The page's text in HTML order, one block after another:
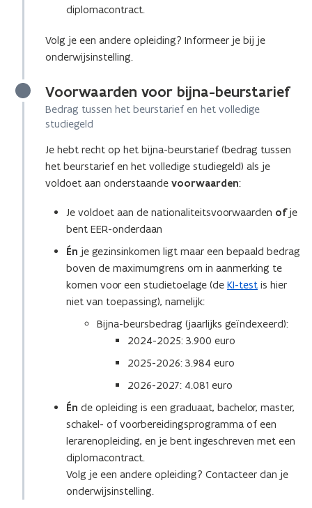
diplomacontract.
Volg je een andere opleiding? Informeer je bij je
onderwijsinstelling.
Voorwaarden voor bijna-beurstarief
Bedrag tussen het beurstarief en het volledige
studiegeld
Je hebt recht op het bijna-beurstarief (bedrag tussen
het beurstarief en het volledige studiegeld) als je
voldoet aan onderstaande voorwaarden:
Je voldoet aan de nationaliteitsvoorwaarden ofje
bent EER-onderdaan
Én je gezinsinkomen ligt maar een bepaald bedrag
boven de maximumgrens om in aanmerking te
komen voor een studietoelage (de KI-test is hier
niet van toepassing), namelijk:
Bijna-beursbedrag (jaarlijks geïndexeerd):
2024-2025: 3.900 euro
2025-2026: 3.984 euro
2026-2027: 4.081 euro
Én de opleiding is een graduaat, bachelor, master,
schakel- of voorbereidingsprogramma of een
lerarenopleiding, en je bent ingeschreven met een
diplomacontract.
Volg je een andere opleiding? Contacteer dan je
onderwijsinstelling.